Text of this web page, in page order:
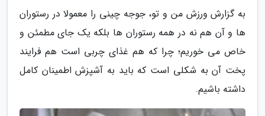
به گزارش ورزش من و تو، جوجه چینی را معمولا در رستوران
ها و آن هم نه در همه رستوران ها بلکه یک جای مطمئن و
خاص می خوریم؛ چرا که هم غذای چربی است هم فرایند
پخت آن به شکلی است که باید به آشپزش اطمینان کامل
داشته باشیم.